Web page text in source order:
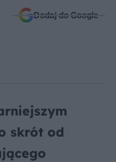
Dodaj do Google
skrót od